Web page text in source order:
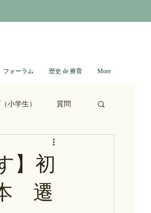
フォーラム 歴史 de 療育 More
小学生） 質問
進撃の巨人
】初
遷